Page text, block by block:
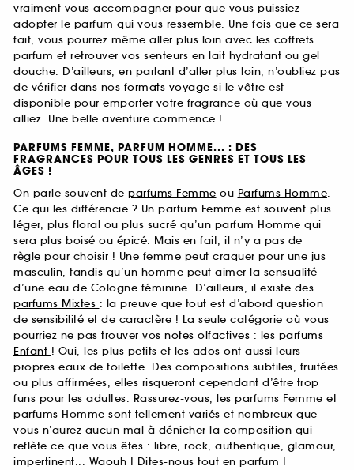
vraiment vous accompagner pour que vous puissiez
adopter le parfum qui vous ressemble. Une fois que ce sera
fait, vous pourrez même aller plus loin avec les coffrets
parfum et retrouver vos senteurs en lait hydratant ou gel
douche. D’ailleurs, en parlant d’aller plus loin, n’oubliez pas
de vérifier dans nos formats voyage si le vôtre est
disponible pour emporter votre fragrance où que vous
alliez. Une belle aventure commence !
PARFUMS FEMME, PARFUM HOMME... : DES
FRAGRANCES POUR TOUS LES GENRES ET TOUS LES
ÂGES !
On parle souvent de parfums Femme ou Parfums Homme.
Ce qui les différencie ? Un parfum Femme est souvent plus
léger, plus floral ou plus sucré qu’un parfum Homme qui
sera plus boisé ou épicé. Mais en fait, il n’y a pas de
règle pour choisir ! Une femme peut craquer pour une jus
masculin, tandis qu’un homme peut aimer la sensualité
d’une eau de Cologne féminine. D’ailleurs, il existe des
parfums Mixtes : la preuve que tout est d’abord question
de sensibilité et de caractère ! La seule catégorie où vous
pourriez ne pas trouver vos notes olfactives : les parfums
Enfant ! Oui, les plus petits et les ados ont aussi leurs
propres eaux de toilette. Des compositions subtiles, fruitées
ou plus affirmées, elles risqueront cependant d’être trop
funs pour les adultes. Rassurez-vous, les parfums Femme et
parfums Homme sont tellement variés et nombreux que
vous n’aurez aucun mal à dénicher la composition qui
reflète ce que vous êtes : libre, rock, authentique, glamour,
impertinent... Waouh ! Dites-nous tout en parfum !